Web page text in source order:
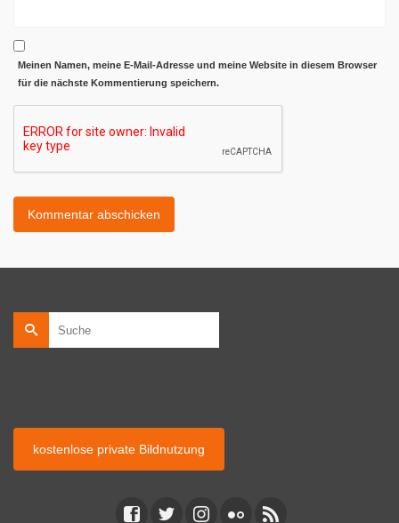
Meinen Namen, meine E-Mail-Adresse und meine Website in diesem Browser
für die nächste Kommentierung speichern.
nach:
kostenlose private Bildnutzung